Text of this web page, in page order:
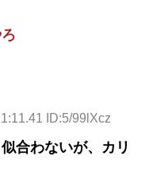
ID:5/99lXcz
合わないが、カリ